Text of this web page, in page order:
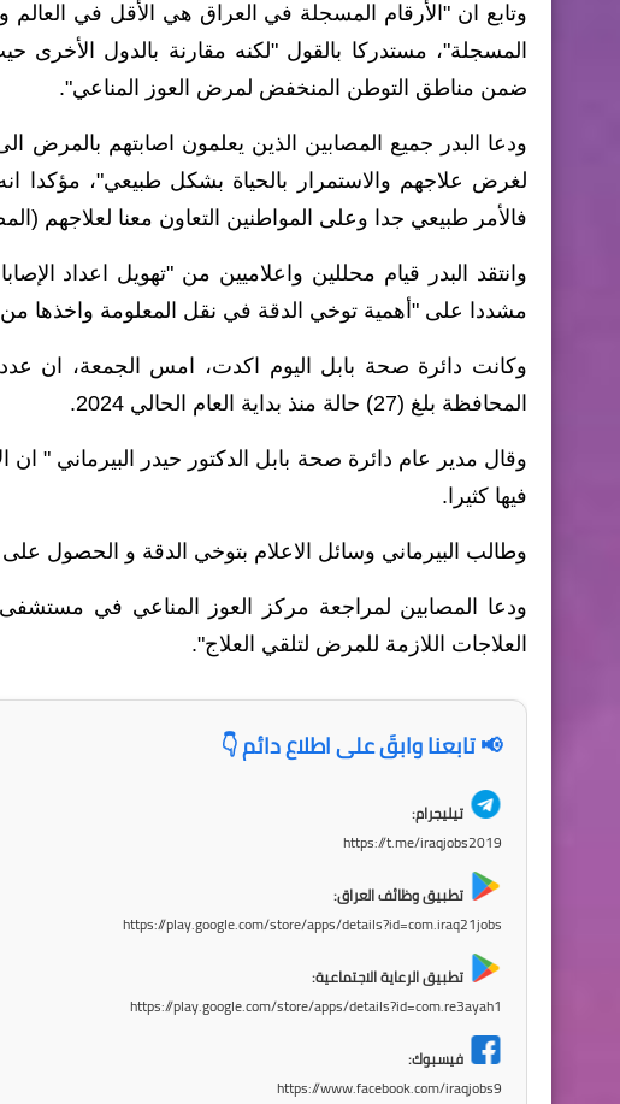
وتابع ان "الأرقام المسجلة في العراق هي الأقل في العالم
المسجلة"، مستدركا بالقول "لكنه مقارنة بالدول
ضمن مناطق التوطن المنخفض لمرض العوز المناعي".
ودعا البدر جميع المصابين الذين يعلمون اصابتهم بالمرض
لغرض علاجهم والاستمرار بالحياة بشكل طبيعي"، مؤكدا
فالأمر طبيعي جدا وعلى المواطنين التعاون معنا لعلاجهم
وانتقد البدر قيام محللين واعلاميين من "تهويل اعداد
مشددا على "أهمية توخي الدقة في نقل المعلومة واخذها
وكانت دائرة صحة بابل اليوم اكدت، امس الجمعة، ان
المحافظة بلغ (27) حالة منذ بداية العام الحالي 2024.
وقال مدير عام دائرة صحة بابل الدكتور حيدر البيرماني " ان
فيها كثيرا.
وطالب البيرماني وسائل الاعلام بتوخي الدقة و الحصول
ودعا المصابين لمراجعة مركز العوز المناعي في مستشفى
العلاجات اللازمة للمرض لتلقي العلاج".
📢 تابعنا وابقَ على اطلاع دائم 👇
تيليجرام:
https://t.me/iraqjobs2019
تطبيق وظائف العراق:
https://play.google.com/store/apps/details?id=com.iraq21jobs
تطبيق الرعاية الاجتماعية:
https://play.google.com/store/apps/details?id=com.re3ayah1
فيسبوك:
https://www.facebook.com/iraqjobs9